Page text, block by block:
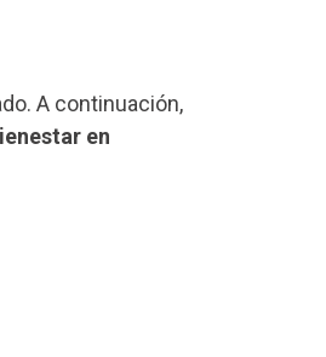
A continuación,
en